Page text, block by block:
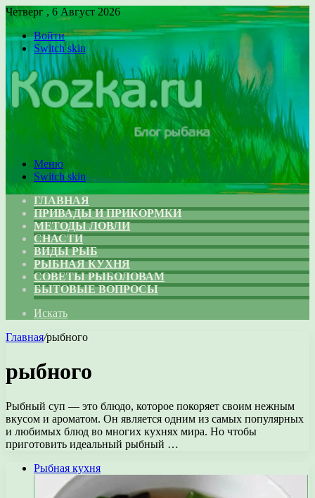
Четверг , 6 Август 2026
Войти
Switch skin
Меню
Switch skin
ГЛАВНАЯ
ПРИВАДЫ И ПРИКОРМКИ
МЕТОДЫ ЛОВЛИ
СНАСТИ
ВИДЫ РЫБ
РЫБНАЯ КУХНЯ
СОВЕТЫ РЫБОЛОВАМ
БЫТОВЫЕ ВОПРОСЫ
Искать
Главная/рыбного
рыбного
Рыбный суп — это блюдо, которое покоряет своим нежным
вкусом и ароматом. Он является одним из самых популярных
и любимых блюд во многих кухнях мира. Но чтобы
приготовить идеальный рыбный …
Рыбная кухня